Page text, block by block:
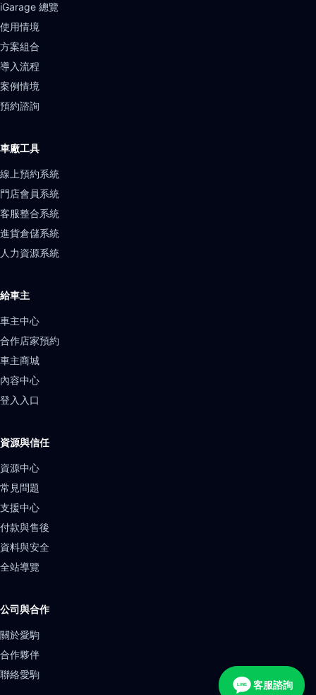
iGarage 總覽
使用情境
方案組合
導入流程
案例情境
預約諮詢
車廠工具
線上預約系統
門店會員系統
客服整合系統
進貨倉儲系統
人力資源系統
給車主
車主中心
合作店家預約
車主商城
內容中心
登入入口
資源與信任
資源中心
常見問題
支援中心
付款與售後
資料與安全
全站導覽
公司與合作
關於愛駒
合作夥伴
聯絡愛駒
LINE 客服諮詢